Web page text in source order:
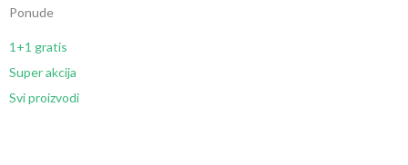
Ponude
1+1 gratis
Super akcija
Svi proizvodi